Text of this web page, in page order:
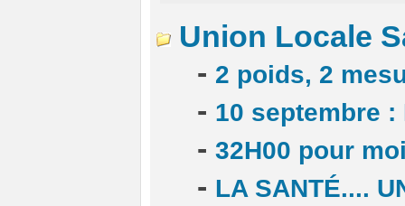
Union Locale
- 2 poids, 2
- 10 septembre
- 32H00 pour
- LA SANTÉ....